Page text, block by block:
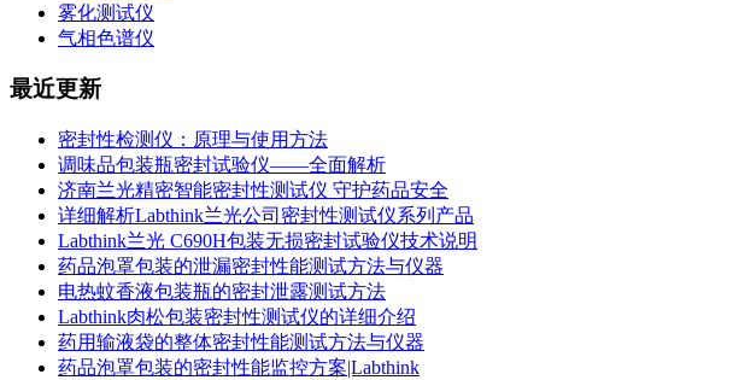
雾化测试仪
气相色谱仪
最近更新
密封性检测仪：原理与使用方法
调味品包装瓶密封试验仪——全面解析
济南兰光精密智能密封性测试仪 守护药品安全
详细解析Labthink兰光公司密封性测试仪系列产品
Labthink兰光 C690H包装无损密封试验仪技术说明
药品泡罩包装的泄漏密封性能测试方法与仪器
电热蚊香液包装瓶的密封泄露测试方法
Labthink肉松包装密封性测试仪的详细介绍
药用输液袋的整体密封性能测试方法与仪器
药品泡罩包装的密封性能监控方案|Labthink